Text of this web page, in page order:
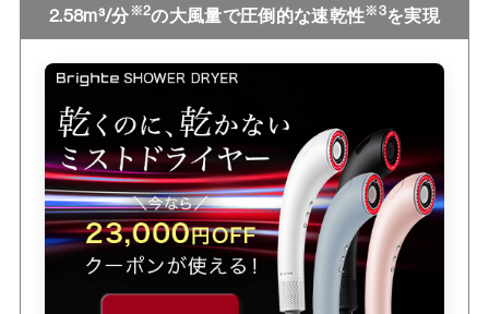
2.58m³/分※2の大風量で圧倒的な速乾性※3を実現